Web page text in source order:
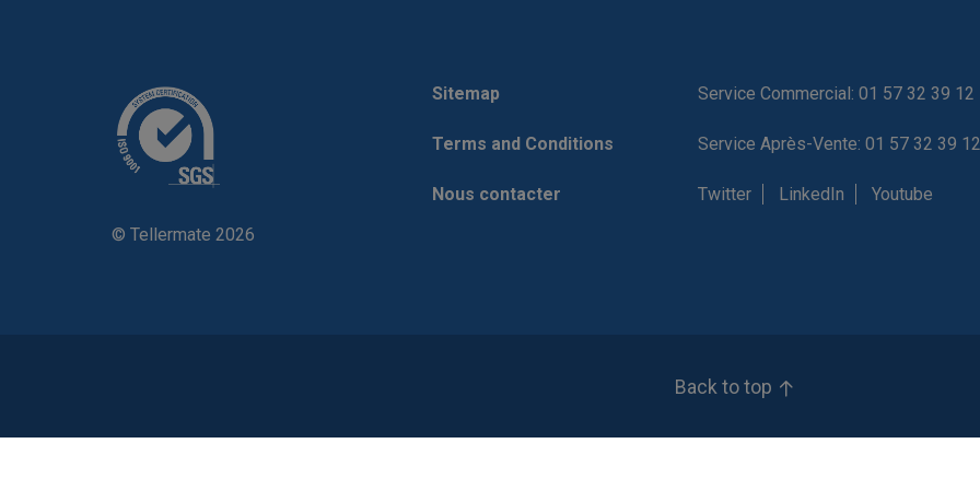
© Tellermate 2026
Sitemap
Terms and Conditions
Nous contacter
Service Commercial: 01 57 32 39 12
Service Après-Vente: 01 57 32 39
Twitter LinkedIn Youtube
Back to top